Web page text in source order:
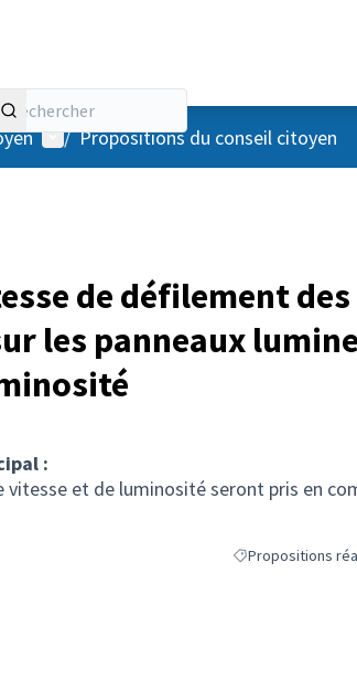
Menu utilisateur
/ Propositions du conseil citoyen
de défilement des
les panneaux
:
vitesse et de luminosité seront pris en
Filtrer les
Propositions